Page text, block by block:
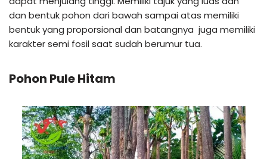
dan bentuk pohon dari bawah sampai atas memiliki
bentuk yang proporsional dan batangnya juga memiliki
karakter semi fosil saat sudah berumur tua.
Pohon Pule Hitam